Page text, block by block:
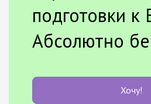
подготовки к
Абсолютно
Хочу!